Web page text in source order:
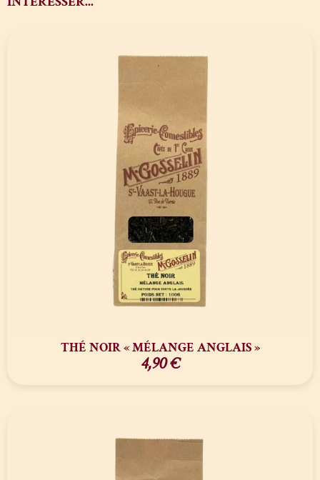
THÉ NOIR « MÉLANGE ANGLAIS »
4,90€